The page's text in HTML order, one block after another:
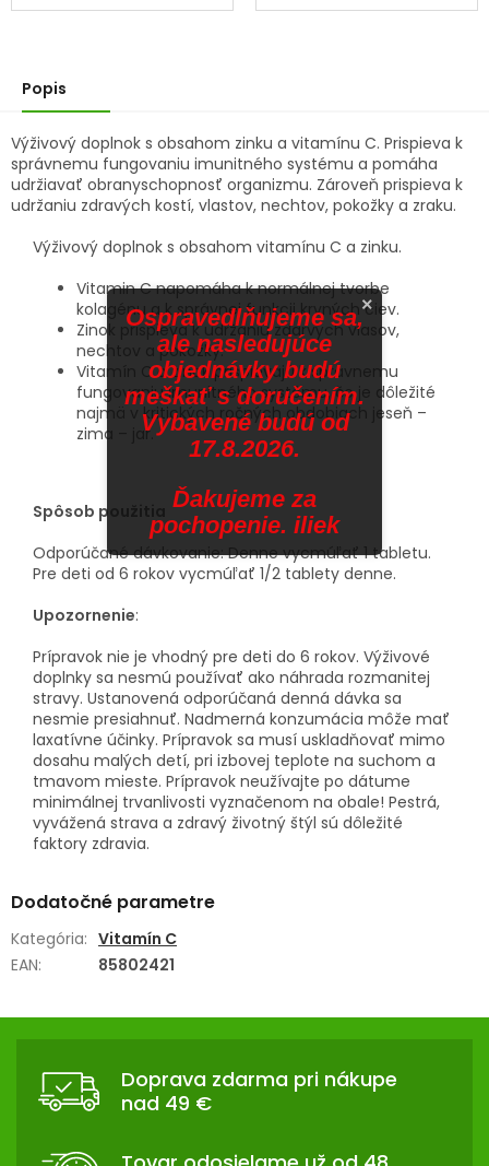
z
Popis
Výživový doplnok s obsahom zinku a vitamínu C. Prispieva k
správnemu fungovaniu imunitného systému a pomáha
udržiavať obranyschopnosť organizmu. Zároveň prispieva k
udržaniu zdravých kostí, vlastov, nechtov, pokožky a zraku.
Výživový doplnok s obsahom vitamínu C a zinku.
Vitamin C napomáha k normálnej tvorbe
kolagénu a k správnej funkcii krvných ciev.
Zinok prispieva k udržaniu zdarvých vlasov,
nechtov a pokožky.
Vitamín C a zinok prispievajú k správnemu
fungovaniu imunitného systému, čo je dôležité
najmä v kritických ročných obdobiach jeseň –
zima – jar.
Spôsob použitia
Odporúčané dávkovanie: Denne vycmúľať 1 tabletu.
Pre deti od 6 rokov vycmúľať 1/2 tablety denne.
Upozornenie:
Prípravok nie je vhodný pre deti do 6 rokov. Výživové
doplnky sa nesmú používať ako náhrada rozmanitej
stravy. Ustanovená odporúčaná denná dávka sa
nesmie presiahnuť. Nadmerná konzumácia môže mať
laxatívne účinky. Prípravok sa musí uskladňovať mimo
dosahu malých detí, pri izbovej teplote na suchom a
tmavom mieste. Prípravok neužívajte po dátume
minimálnej trvanlivosti vyznačenom na obale! Pestrá,
vyvážená strava a zdravý životný štýl sú dôležité
faktory zdravia.
Dodatočné parametre
Kategória: Vitamín C
EAN: 85802421
Z
Doprava zdarma pri nákupe
nad 49 €
×
Ospravedlňujeme sa,
ale nasledujúce
objednávky budú
meškať s doručením.
Vybavené budú od
17.8.2026.
Ďakujeme za
pochopenie. iliek